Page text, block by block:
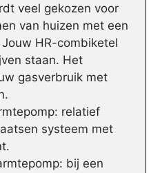
veel gekozen voor
van huizen met een
HR-combiketel
staan. Het
gasverbruik met
relatief
systeem met
bij een